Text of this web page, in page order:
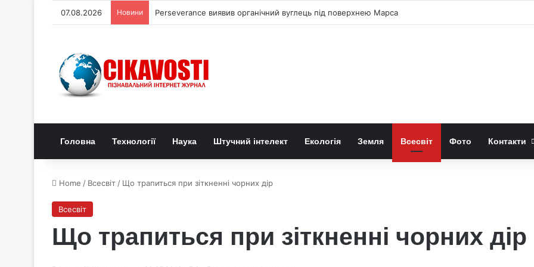
07.08.2026 Новини Perseverance виявив органічний вуглець під поверхнею Марса
Головна Технології Наука Штучний інтелект Екологія Земля Всесвіт Фото Контакти
Home / Всесвіт / Що трапиться при зіткненні чорних дір
Всесвіт
Що трапиться при зіткненні чорних дір